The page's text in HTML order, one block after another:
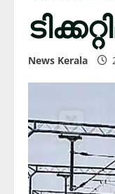
News Kerala